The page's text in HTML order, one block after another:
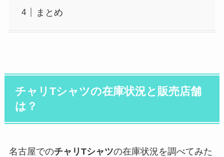
まとめ
チャリTシャツの在庫状況と販売店舗
は？
名古屋でのチャリTシャツの在庫状況を調べてみた